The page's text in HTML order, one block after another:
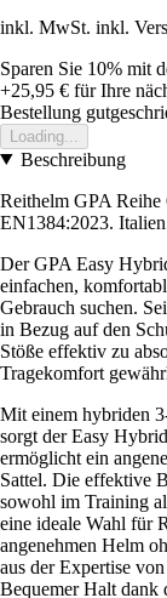
inkl. MwSt. inkl.
Sparen Sie 10% mit
+25,95 € für Ihre
Bestellung
Loading...
Beschreibung
Reithelm GPA
EN1384:2023.
Der GPA Easy
einfachen,
Gebrauch suchen.
in Bezug auf den
Stöße effektiv zu
Tragekomfort
Mit einem hybriden
sorgt der Easy
ermöglicht ein
Sattel. Die effektive
sowohl im Training
eine ideale Wahl für
angenehmen Helm
aus der Expertise
Bequemer Halt dank